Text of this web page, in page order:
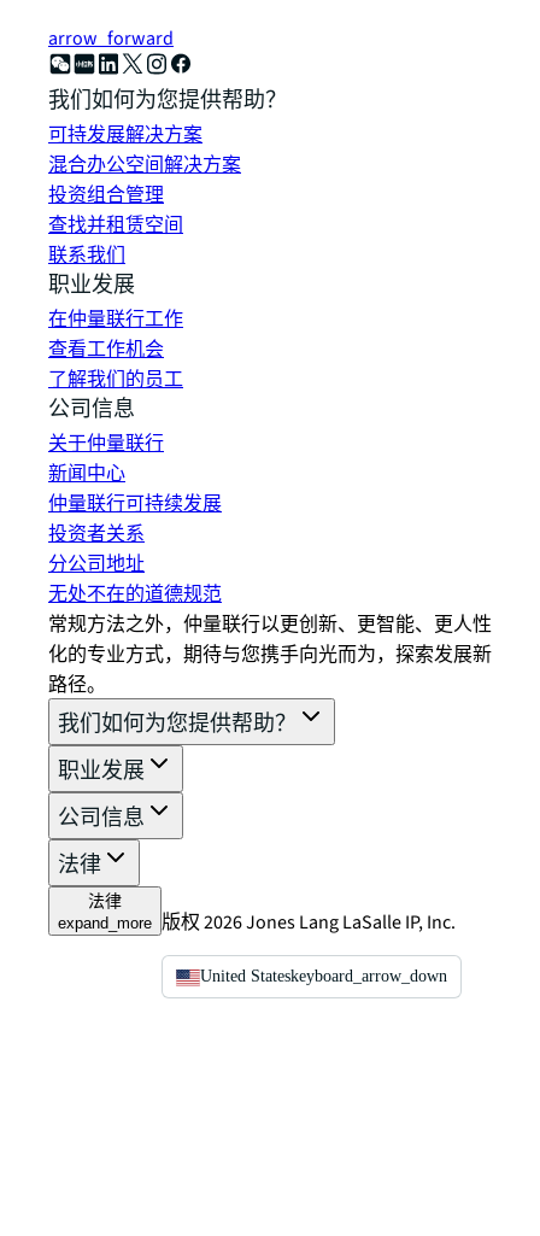
arrow_forward
我们如何为您提供帮助？
可持发展解决方案
混合办公空间解决方案
投资组合管理
查找并租赁空间
联系我们
职业发展
在仲量联行工作
查看工作机会
了解我们的员工
公司信息
关于仲量联行
新闻中心
仲量联行可持续发展
投资者关系
分公司地址
无处不在的道德规范
常规方法之外，仲量联行以更创新、更智能、更人性
化的专业方式，期待与您携手向光而为，探索发展新
路径。
我们如何为您提供帮助？
职业发展
公司信息
法律
法律
expand_more 版权 2026 Jones Lang LaSalle IP, Inc.
United Stateskeyboard_arrow_down